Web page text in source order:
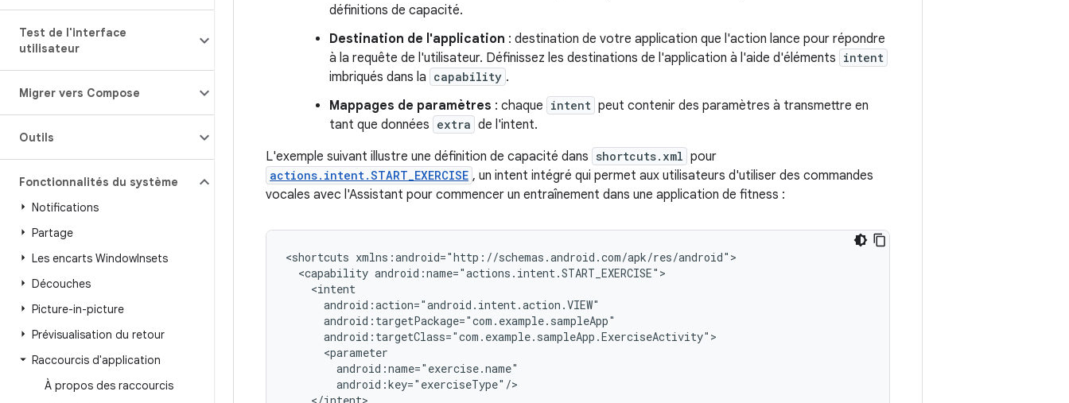
Test de l'interface
utilisateur
Migrer vers Compose
Outils
Fonctionnalités du système
Notifications
Partage
Les encarts WindowInsets
Découches
Picture-in-picture
Prévisualisation du retour
Raccourcis d'application
À propos des raccourcis
définitions de capacité.
Destination de l'application : destination de votre application que l'action lance pour répondre
à la requête de l'utilisateur. Définissez les destinations de l'application à l'aide d'éléments intent
imbriqués dans la capability .
Mappages de paramètres : chaque intent peut contenir des paramètres à transmettre en
tant que données extra de l'intent.
L'exemple suivant illustre une définition de capacité dans shortcuts.xml pour
actions.intent.START_EXERCISE , un intent intégré qui permet aux utilisateurs d'utiliser des commandes
vocales avec l'Assistant pour commencer un entraînement dans une application de fitness :
<shortcuts
<capability